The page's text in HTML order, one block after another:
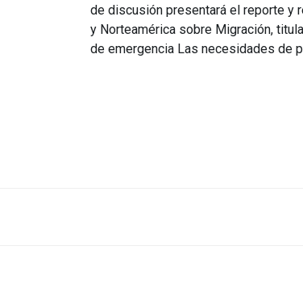
de discusión presentará el reporte y
y Norteamérica sobre Migración,
de emergencia Las necesidades de